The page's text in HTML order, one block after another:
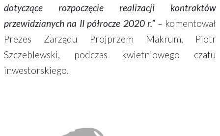
dotyczące rozpoczęcie realizacji kontraktów
przewidzianych na II półrocze 2020 r.” – komentował
Prezes Zarządu Projprzem Makrum, Piotr
Szczeblewski, podczas kwietniowego czatu
inwestorskiego.